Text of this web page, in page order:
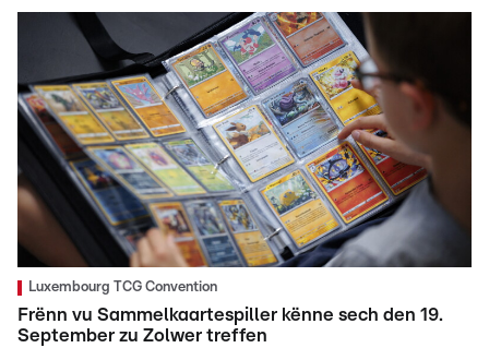
Luxembourg TCG Convention
Frënn vu Sammelkaartespiller kënne sech den 19.
September zu Zolwer treffen